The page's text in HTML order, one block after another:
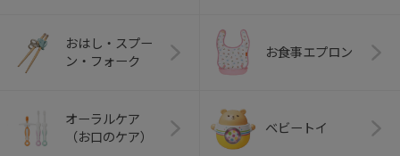
おはし・スプー
ン・フォーク
お食事エプロン
オーラルケア
（お口のケア）
ベビートイ